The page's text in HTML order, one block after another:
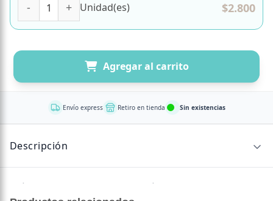
Unidad(es) $2.800
Agregar al carrito
Envío express Retiro en tienda Sin existencias
Descripción
Fórmula de limpieza y desinfección biodegradable,